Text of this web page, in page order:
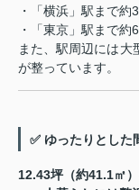
・「横浜」駅まで約
・「東京」駅まで約
また、駅周辺には大
が整っています。
✅ ゆったりとした
12.43坪（約41.1㎡